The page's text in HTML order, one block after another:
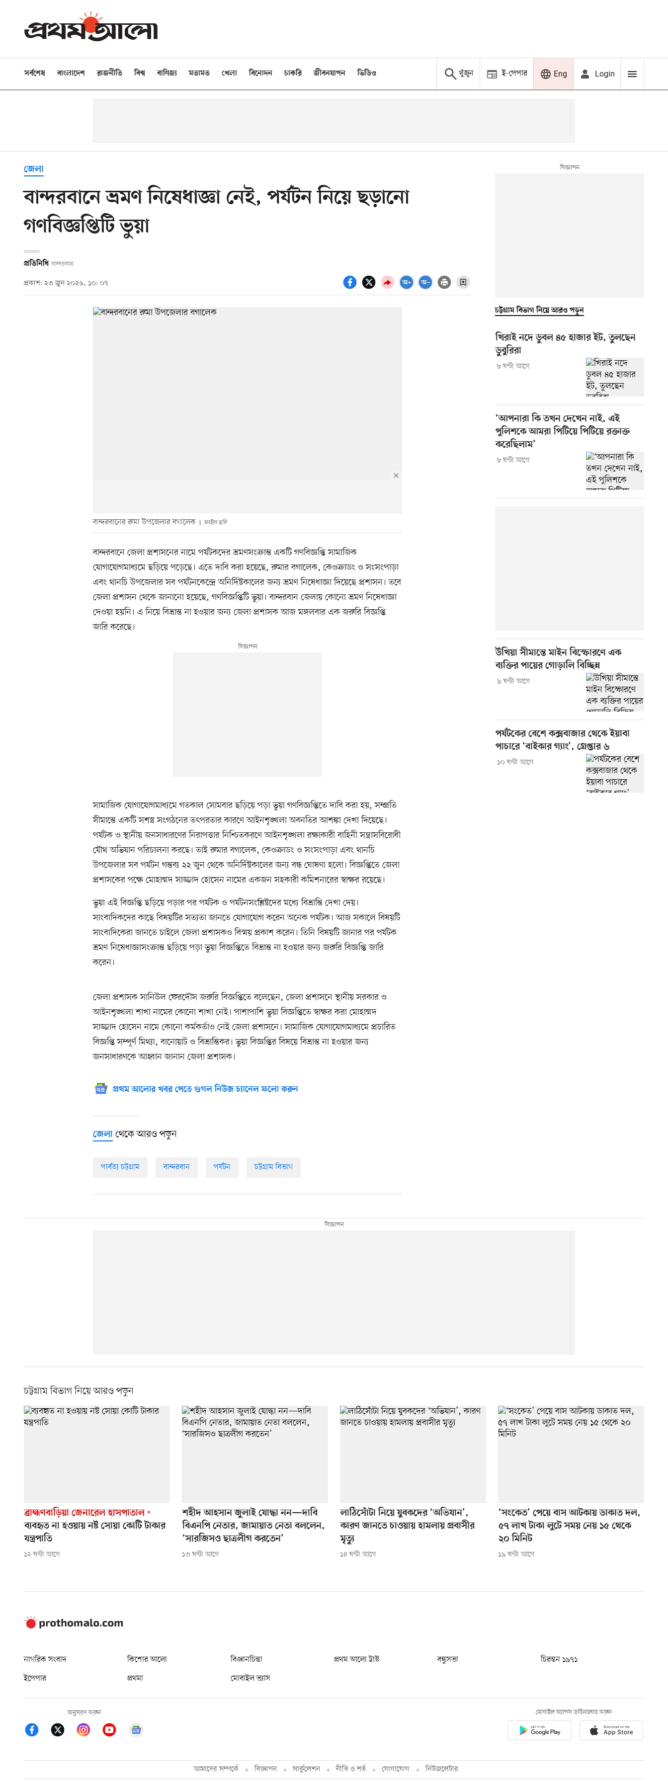
সর্বশেষ বাংলাদেশ রাজনীতি বিশ্ব বাণিজ্য মতামত খেলা বিনোদন চাকরি জীবনযাপন ভিডিও খুঁজুন ই-পেপার Eng Login
জেলা
বান্দরবানে ভ্রমণ নিষেধাজ্ঞা নেই, পর্যটন নিয়ে ছড়ানো
গণবিজ্ঞপ্তিটি ভুয়া
প্রতিনিধি বান্দরবান
প্রকাশ: ২৩ জুন ২০২৬, ১০: ০৭
বান্দরবানের রুমা উপজেলার বগালেক ফাইল ছবি
বান্দরবানে জেলা প্রশাসনের নামে পর্যটকদের ভ্রমণসংক্রান্ত একটি গণবিজ্ঞপ্তি সামাজিক
যোগাযোগমাধ্যমে ছড়িয়ে পড়েছে। এতে দাবি করা হয়েছে, রুমার বগালেক, কেওক্রাডং ও সংসংপাড়া
এবং থানচি উপজেলার সব পর্যটনকেন্দ্রে অনির্দিষ্টকালের জন্য ভ্রমণ নিষেধাজ্ঞা দিয়েছে প্রশাসন। তবে
জেলা প্রশাসন থেকে জানানো হয়েছে, গণবিজ্ঞপ্তিটি ভুয়া। বান্দরবান জেলায় কোনো ভ্রমণ নিষেধাজ্ঞা
দেওয়া হয়নি। এ নিয়ে বিভ্রান্ত না হওয়ার জন্য জেলা প্রশাসক আজ মঙ্গলবার এক জরুরি বিজ্ঞপ্তি
জারি করেছে।
সামাজিক যোগাযোগমাধ্যমে গতকাল সোমবার ছড়িয়ে পড়া ভুয়া গণবিজ্ঞপ্তিতে দাবি করা হয়, সম্প্রতি
সীমান্তে একটি সশস্ত্র সংগঠনের তৎপরতার কারণে আইনশৃঙ্খলা অবনতির আশঙ্কা দেখা দিয়েছে।
পর্যটক ও স্থানীয় জনসাধারণের নিরাপত্তার নিশ্চিতকরণে আইনশৃঙ্খলা রক্ষাকারী বাহিনী সন্ত্রাসবিরোধী
যৌথ অভিযান পরিচালনা করছে। তাই রুমার বগালেক, কেওক্রাডং ও সংসংপাড়া এবং থানচি
উপজেলার সব পর্যটন গন্তব্য ২২ জুন থেকে অনির্দিষ্টকালের জন্য বন্ধ ঘোষণা হলো। বিজ্ঞপ্তিতে জেলা
প্রশাসকের পক্ষে মোহাম্মদ সাজ্জাদ হোসেন নামের একজন সহকারী কমিশনারের স্বাক্ষর রয়েছে।
ভুয়া এই বিজ্ঞপ্তি ছড়িয়ে পড়ার পর পর্যটক ও পর্যটনসংশ্লিষ্টদের মধ্যে বিভ্রান্তি দেখা দেয়।
সাংবাদিকদের কাছে বিষয়টির সত্যতা জানতে যোগাযোগ করেন অনেক পর্যটক। আজ সকালে বিষয়টি
সাংবাদিকেরা জানতে চাইলে জেলা প্রশাসকও বিস্ময় প্রকাশ করেন। তিনি বিষয়টি জানার পর পর্যটক
ভ্রমণ নিষেধাজ্ঞাসংক্রান্ত ছড়িয়ে পড়া ভুয়া বিজ্ঞপ্তিতে বিভ্রান্ত না হওয়ার জন্য জরুরি বিজ্ঞপ্তি জারি
করেন।
জেলা প্রশাসক সানিউল ফেরদৌস জরুরি বিজ্ঞপ্তিতে বলেছেন, জেলা প্রশাসনে স্থানীয় সরকার ও
আইনশৃঙ্খলা শাখা নামের কোনো শাখা নেই। পাশাপাশি ভুয়া বিজ্ঞপ্তিতে স্বাক্ষর করা মোহাম্মদ
সাজ্জাদ হোসেন নামে কোনো কর্মকর্তাও নেই জেলা প্রশাসনে। সামাজিক যোগাযোগমাধ্যমে প্রচারিত
বিজ্ঞপ্তি সম্পূর্ণ মিথ্যা, বানোয়াট ও বিভ্রান্তিকর। ভুয়া বিজ্ঞপ্তির বিষয়ে বিভ্রান্ত না হওয়ার জন্য
জনসাধারণকে আহ্বান জানান জেলা প্রশাসক।
প্রথম আলোর খবর পেতে গুগল নিউজ চ্যানেল ফলো করুন
জেলা থেকে আরও পড়ুন
পার্বত্য চট্টগ্রাম বান্দরবান পর্যটন চট্টগ্রাম বিভাগ
চট্টগ্রাম বিভাগ নিয়ে আরও পড়ুন
খিরাই নদে ডুবল ৪৫ হাজার ইট, তুলছেন
ডুবুরিরা
৮ ঘণ্টা আগে
‘আপনারা কি তখন দেখেন নাই, এই
পুলিশকে আমরা পিটিয়ে পিটিয়ে রক্তাক্ত
করেছিলাম’
৮ ঘণ্টা আগে
উখিয়া সীমান্তে মাইন বিস্ফোরণে এক
ব্যক্তির পায়ের গোড়ালি বিচ্ছিন্ন
৯ ঘণ্টা আগে
পর্যটকের বেশে কক্সবাজার থেকে ইয়াবা
পাচারে ‘বাইকার গ্যাং’, গ্রেপ্তার ৬
১০ ঘণ্টা আগে
চট্টগ্রাম বিভাগ নিয়ে আরও পড়ুন
ব্রাহ্মণবাড়িয়া জেনারেল হাসপাতাল
ব্যবহৃত না হওয়ায় নষ্ট সোয়া কোটি টাকার
যন্ত্রপাতি
১২ ঘণ্টা আগে
শহীদ আহসান জুলাই যোদ্ধা নন—দাবি
বিএনপি নেতার, জামায়াত নেতা বললেন,
‘সারজিসও ছাত্রলীগ করতেন’
১৩ ঘণ্টা আগে
লাঠিসোঁটা নিয়ে যুবকদের ‘অভিযান’,
কারণ জানতে চাওয়ায় হামলায় প্রবাসীর
মৃত্যু
১৪ ঘণ্টা আগে
‘সংকেত’ পেয়ে বাস আটকায় ডাকাত দল,
৫৭ লাখ টাকা লুটে সময় নেয় ১৫ থেকে
২০ মিনিট
১৯ ঘণ্টা আগে
নাগরিক সংবাদ কিশোর আলো বিজ্ঞানচিন্তা প্রথম আলো ট্রাস্ট বন্ধুসভা
চিরন্তন ১৯৭১
ইপেপার
প্রথমা মোবাইল ভ্যাস
অনুসরণ করুন মোবাইল অ্যাপস ডাউনলোড করুন
আমাদের সম্পর্কে বিজ্ঞাপন সার্কুলেশন নীতি ও শর্ত যোগাযোগ নিউজলেটার